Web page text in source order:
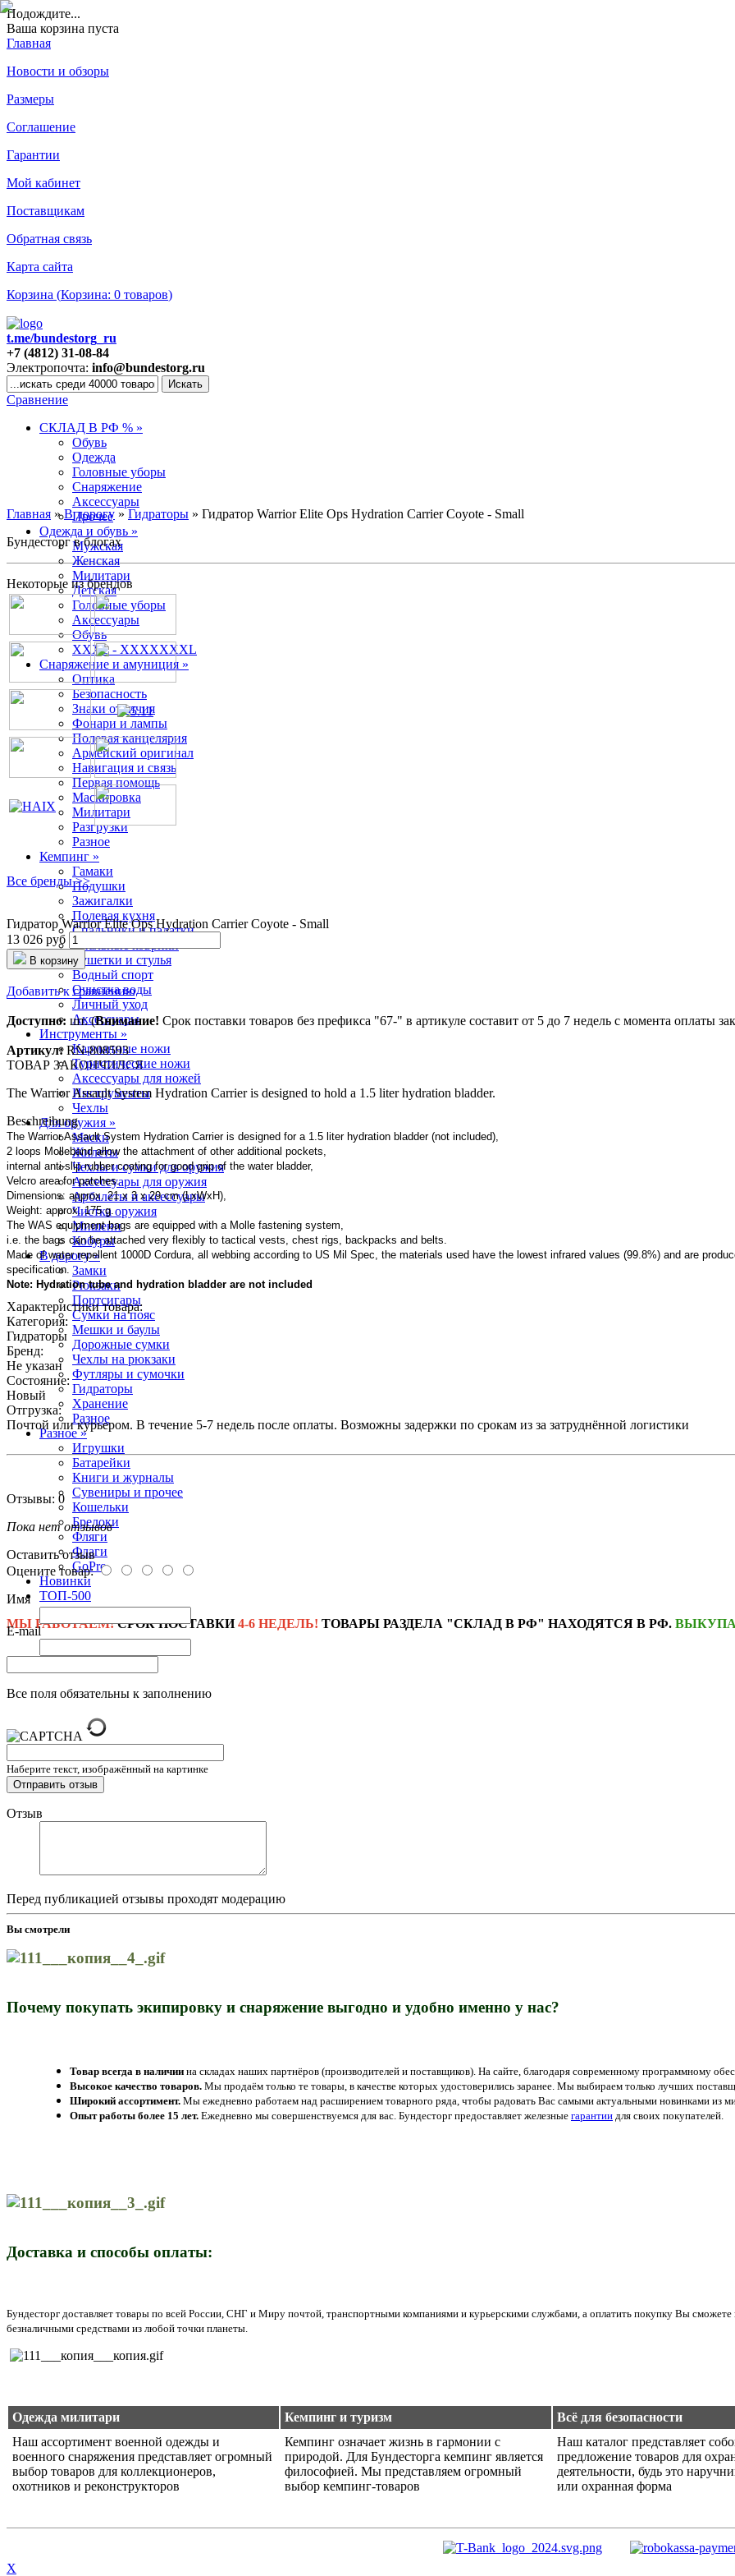
Подождите...
Ваша корзина пуста
Главная
Новости и обзоры
Размеры
Соглашение
Гарантии
Мой кабинет
Поставщикам
Обратная связь
Карта сайта
Корзина (Корзина: 0 товаров)
t.me/bundestorg_ru
+7 (4812) 31-08-84
Электропочта: info@bundestorg.ru
Сравнение
СКЛАД В РФ % »
Обувь
Одежда
Головные уборы
Снаряжение
Аксессуары
Прочее
Одежда и обувь »
Мужская
Женская
Милитари
Детская
Головные уборы
Аксессуары
Обувь
XXXL - XXXXXXXL
Снаряжение и амуниция »
Оптика
Безопасность
Знаки отличия
Фонари и лампы
Полевая канцелярия
Армейский оригинал
Навигация и связь
Первая помощь
Маскировка
Милитари
Разгрузки
Разное
Кемпинг »
Гамаки
Подушки
Зажигалки
Полевая кухня
Спальники и палатки
Спальные коврики
Кушетки и стулья
Водный спорт
Очистка воды
Личный уход
Аксессуары
Инструменты »
Карманные ножи
Туристические ножи
Аксессуары для ножей
Инструменты
Чехлы
Для оружия »
Маски
Жилеты
Чехлы и сумки для оружия
Аксессуары для оружия
Арбалеты и аксессуары
Чистка оружия
Мишени
Кобуры
В дорогу »
Замки
Рюкзаки
Портсигары
Сумки на пояс
Мешки и баулы
Дорожные сумки
Чехлы на рюкзаки
Футляры и сумочки
Гидраторы
Хранение
Разное
Разное »
Игрушки
Батарейки
Книги и журналы
Сувениры и прочее
Кошельки
Брелоки
Фляги
Флаги
GoPro
Новинки
ТОП-500
МЫ РАБОТАЕМ!СРОК ПОСТАВКИ4-6 НЕДЕЛЬ! ТОВАРЫ РАЗДЕЛА "СКЛАД В РФ" НАХОДЯТСЯ В РФ.
Главная »В дорогу » Гидраторы » Гидратор Warrior Elite Ops Hydration Carrier Coyote - Small
Бундесторг в блогах
Некоторые из брендов
Все бренды >>
Гидратор Warrior Elite Ops Hydration Carrier Coyote - Small
13 026 руб
В корзину
Добавить к сравнению
Доступно: шт. (Внимание! Срок поставки товаров без префикса "67-" в артикуле составит от 5 до 7 недель с момента оплаты
Артикул: RN-808593
ТОВАР ЗАКОНЧИЛСЯ
The Warrior Assault System Hydration Carrier is designed to hold a 1.5 liter hydration bladder.
Beschreibung
The Warrior Assault System Hydration Carrier is designed for a 1.5 liter hydration bladder (not included),
2 loops Molleband allow the attachment of other additional pockets,
internal anti-slip rubber coating for good grip of the water bladder,
Velcro area for patches.
Dimensions: approx. 21 x 3 x 29 cm (LxWxH),
Weight: approx. 175 g.
The WAS equipment bags are equipped with a Molle fastening system,
i.e. the bags can be attached very flexibly to tactical vests, chest rigs, backpacks and belts.
Made of water repellent 1000D Cordura, all webbing according to US Mil Spec, the materials used have the lowest infrared values (99.8%) and are
specification.
Note: Hydration tube and hydration bladder are not included
Характеристики товара:
Категория:
Гидраторы
Бренд:
Не указан
Состояние:
Новый
Отгрузка:
Почтой или курьером. В течение 5-7 недель после оплаты. Возможны задержки по срокам из за затруднённой логистики
Отзывы: 0
Пока нет отзывов
Оставить отзыв
Оцените товар:
Имя
E-mail
Все поля обязательны к заполнению
Наберите текст, изображённый на картинке
Отзыв
Перед публикацией отзывы проходят модерацию
Вы смотрели
Почему покупать экипировку и снаряжение выгодно и удобно именно у нас?
Товар всегда в наличии на складах наших партнёров (производителей и поставщиков). На сайте, благодаря современному программному
Высокое качество товаров. Мы продаём только те товары, в качестве которых удостоверились заранее. Мы выбираем только лучших
Широкий ассортимент. Мы ежедневно работаем над расширением товарного ряда, чтобы радовать Вас самыми актуальными новинками из
Опыт работы более 15 лет. Ежедневно мы совершенствуемся для вас. Бундесторг предоставляет железные гарантии для своих покупателей.
Доставка и способы оплаты:
Бундесторг доставляет товары по всей России, СНГ и Миру почтой, транспортными компаниями и курьерскими службами, а оплатить покупку Вы
безналичными средствами из любой точки планеты.
Одежда милитари Кемпинг и туризм
Всё для безопасности
Наш ассортимент военной одежды и
военного снаряжения представляет огромный
выбор товаров для коллекционеров,
охотников и реконструкторов
Кемпинг означает жизнь в гармонии с
природой. Для Бундесторга кемпинг является
философией. Мы представляем огромный
выбор кемпинг-товаров
Наш каталог представляет
предложение товаров для
деятельности, будь это
или охранная форма
X